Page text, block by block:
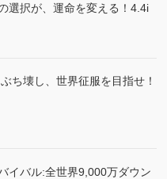
選択が、運命を変える！4.4i
ち壊し、世界征服を目指せ！
イバル:全世界9,000万ダウン